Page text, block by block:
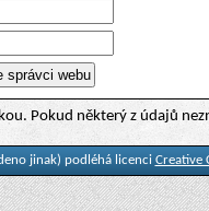
Pokud některý z údajů
jinak) podléhá licenci Creative